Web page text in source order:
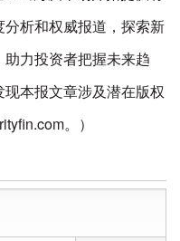
析和权威报道，探索新
力投资者把握未来趋
本报文章涉及潜在版权
。）